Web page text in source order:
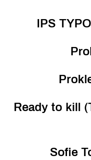
IPS
Ready to kill
Sofie